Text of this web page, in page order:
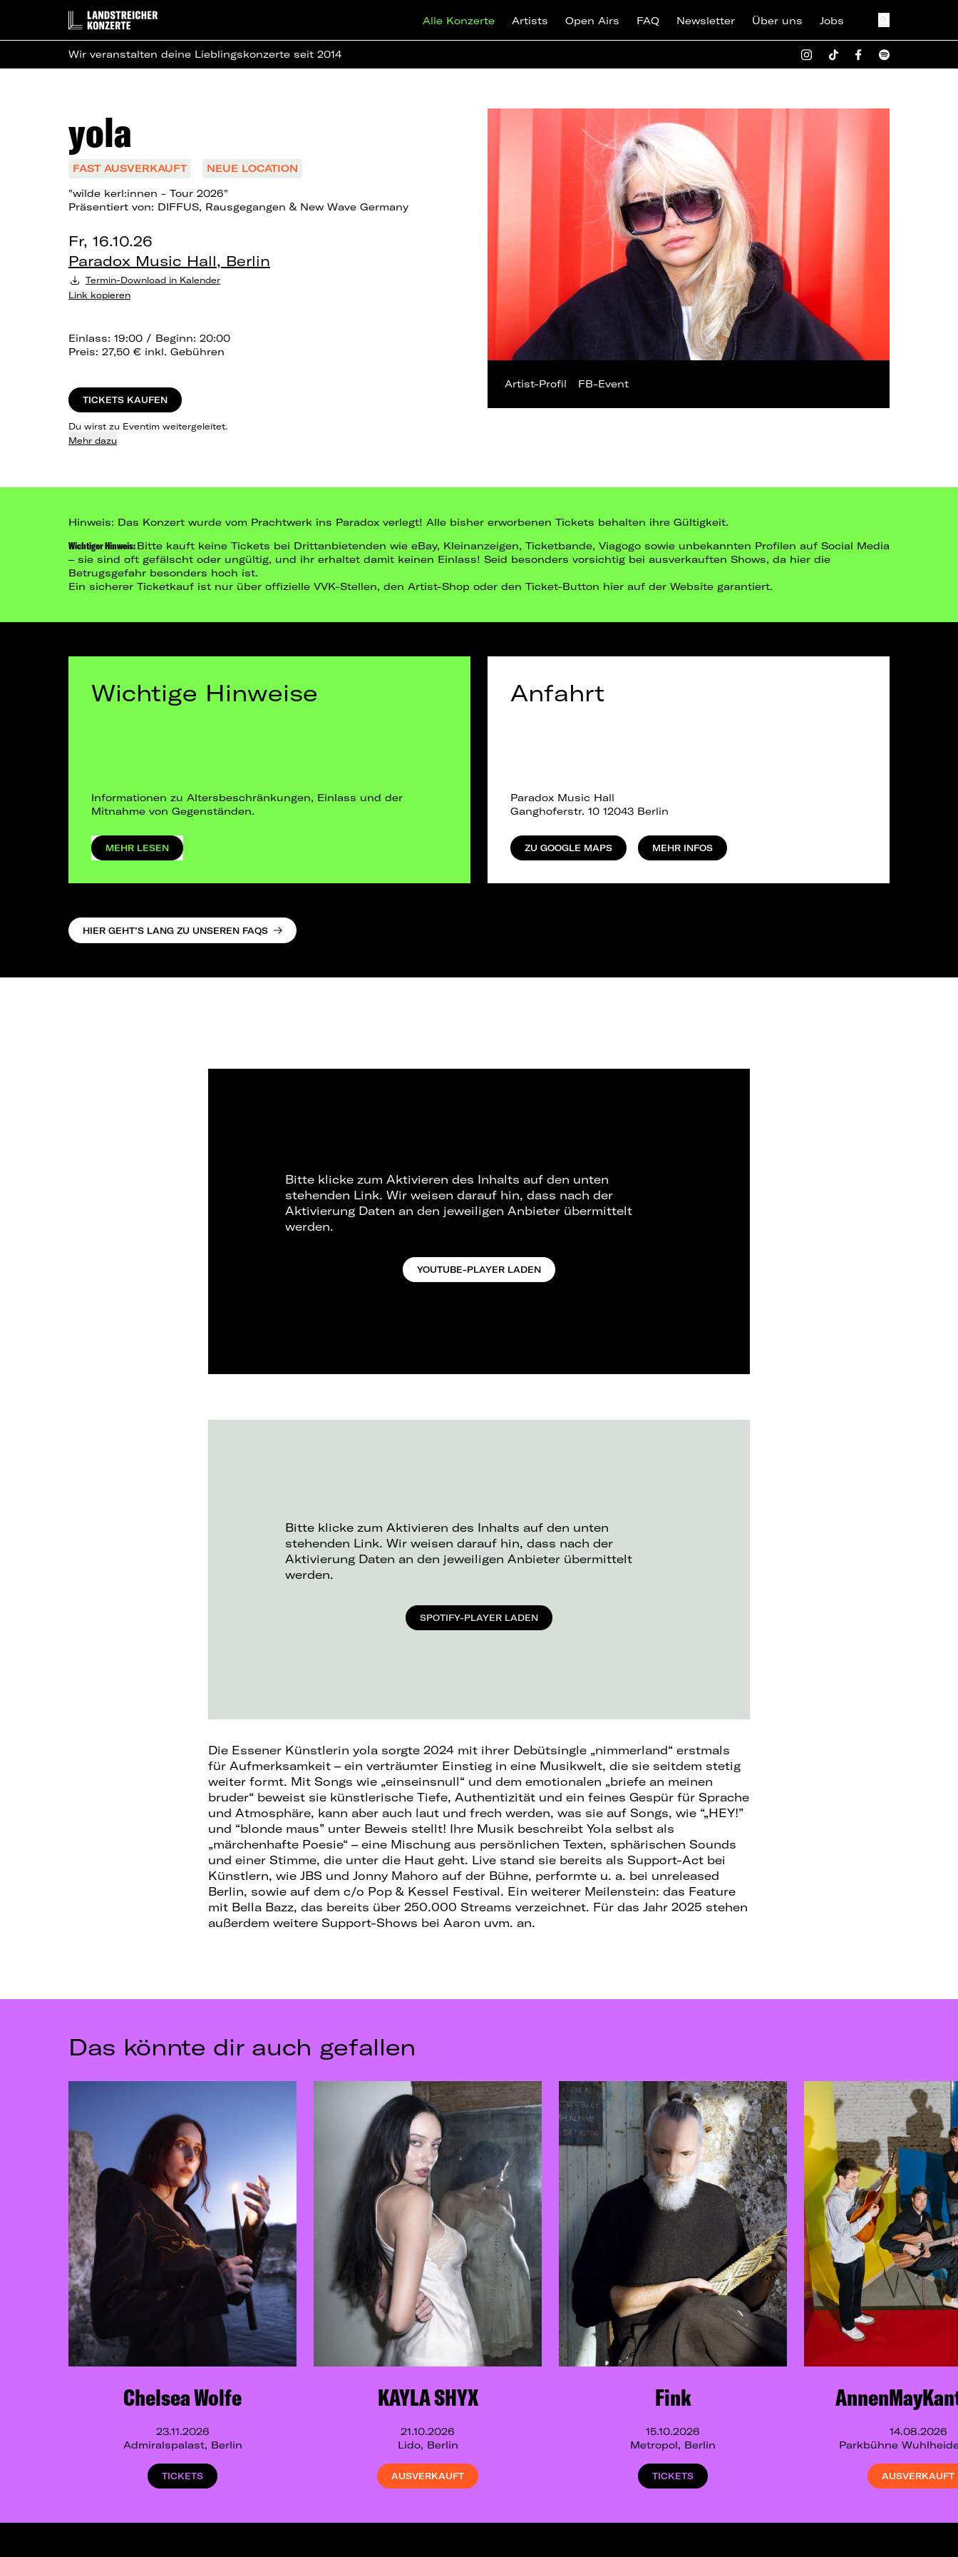
Alle Konzerte Artists Open Airs FAQ Newsletter Über uns Jobs
Wir veranstalten deine Lieblingskonzerte seit 2014
yola
FAST AUSVERKAUFT
NEUE LOCATION
"wilde kerl:innen - Tour 2026"
Präsentiert von: DIFFUS, Rausgegangen & New Wave Germany
Fr, 16.10.26
Paradox Music Hall, Berlin
Termin-Download in Kalender
Link kopieren
Einlass: 19:00 / Beginn: 20:00
Preis: 27,50 € inkl. Gebühren
TICKETS KAUFEN
Du wirst zu Eventim weitergeleitet.
Mehr dazu
Artist-Profil FB-Event
Hinweis: Das Konzert wurde vom Prachtwerk ins Paradox verlegt! Alle bisher erworbenen Tickets behalten ihre Gültigkeit.
Wichtiger Hinweis:Bitte kauft keine Tickets bei Drittanbietenden wie eBay, Kleinanzeigen, Ticketbande, Viagogo sowie unbekannten Profilen auf Social Media
– sie sind oft gefälscht oder ungültig, und ihr erhaltet damit keinen Einlass! Seid besonders vorsichtig bei ausverkauften Shows, da hier die
Betrugsgefahr besonders hoch ist.
Ein sicherer Ticketkauf ist nur über offizielle VVK-Stellen, den Artist-Shop oder den Ticket-Button hier auf der Website garantiert.
Wichtige Hinweise
Informationen zu Altersbeschränkungen, Einlass und der
Mitnahme von Gegenständen.
MEHR LESEN
Anfahrt
Paradox Music Hall
Ganghoferstr. 10 12043 Berlin
ZU GOOGLE MAPS MEHR INFOS
HIER GEHT’S LANG ZU UNSEREN FAQS
Bitte klicke zum Aktivieren des Inhalts auf den unten
stehenden Link. Wir weisen darauf hin, dass nach der
Aktivierung Daten an den jeweiligen Anbieter übermittelt
werden.
YOUTUBE-PLAYER LADEN
Bitte klicke zum Aktivieren des Inhalts auf den unten
stehenden Link. Wir weisen darauf hin, dass nach der
Aktivierung Daten an den jeweiligen Anbieter übermittelt
werden.
SPOTIFY-PLAYER LADEN
Die Essener Künstlerin yola sorgte 2024 mit ihrer Debütsingle „nimmerland“ erstmals
für Aufmerksamkeit – ein verträumter Einstieg in eine Musikwelt, die sie seitdem stetig
weiter formt. Mit Songs wie „einseinsnull“ und dem emotionalen „briefe an meinen
bruder“ beweist sie künstlerische Tiefe, Authentizität und ein feines Gespür für Sprache
und Atmosphäre, kann aber auch laut und frech werden, was sie auf Songs, wie “„HEY!”
und “blonde maus” unter Beweis stellt! Ihre Musik beschreibt Yola selbst als
„märchenhafte Poesie“ – eine Mischung aus persönlichen Texten, sphärischen Sounds
und einer Stimme, die unter die Haut geht. Live stand sie bereits als Support-Act bei
Künstlern, wie JBS und Jonny Mahoro auf der Bühne, performte u. a. bei unreleased
Berlin, sowie auf dem c/o Pop & Kessel Festival. Ein weiterer Meilenstein: das Feature
mit Bella Bazz, das bereits über 250.000 Streams verzeichnet. Für das Jahr 2025 stehen
außerdem weitere Support-Shows bei Aaron uvm. an.
Das könnte dir auch gefallen
Chelsea Wolfe
23.11.2026
Admiralspalast, Berlin
TICKETS
KAYLA SHYX
21.10.2026
Lido, Berlin
AUSVERKAUFT
Fink
15.10.2026
Metropol, Berlin
TICKETS
14.08.2026
Parkbühne
AUSVERKAUFT